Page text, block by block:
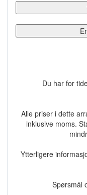
Du har for
Alle priser i dette
inklusive moms.
Ytterligere
Spørsmål